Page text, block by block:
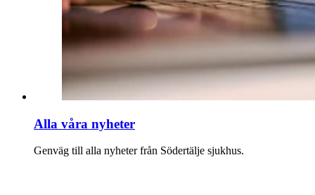
Alla våra nyheter
Genväg till alla nyheter från Södertälje sjukhus.